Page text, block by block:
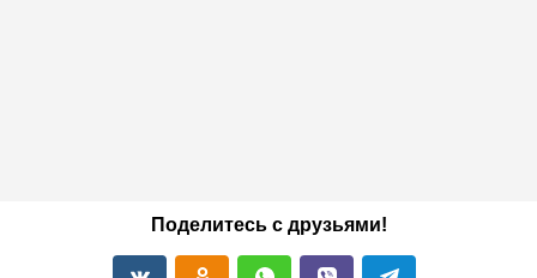
Поделитесь с друзьями!